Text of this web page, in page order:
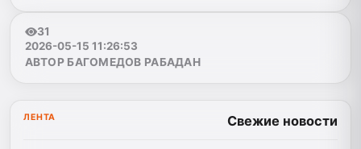
31
2026-05-15 11:26:53
АВТОР БАГОМЕДОВ РАБАДАН
ЛЕНТА Свежие новости